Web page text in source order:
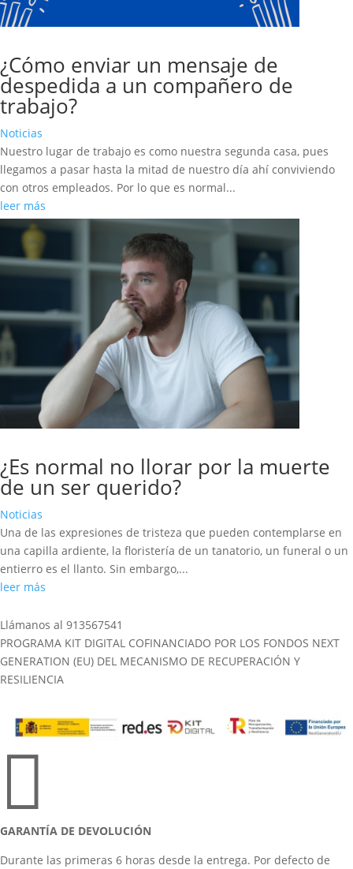
¿Cómo enviar un mensaje de
despedida a un compañero de
trabajo?
Noticias
Nuestro lugar de trabajo es como nuestra segunda casa, pues
llegamos a pasar hasta la mitad de nuestro día ahí conviviendo
con otros empleados. Por lo que es normal...
leer más
¿Es normal no llorar por la muerte
de un ser querido?
Noticias
Una de las expresiones de tristeza que pueden contemplarse en
una capilla ardiente, la floristería de un tanatorio, un funeral o un
entierro es el llanto. Sin embargo,...
leer más
Llámanos al 913567541
PROGRAMA KIT DIGITAL COFINANCIADO POR LOS FONDOS NEXT
GENERATION (EU) DEL MECANISMO DE RECUPERACIÓN Y
RESILIENCIA

GARANTÍA DE DEVOLUCIÓN
Durante las primeras 6 horas desde la entrega. Por defecto de